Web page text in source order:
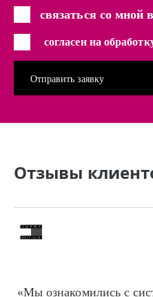
связаться со мной
согласен на
Отзывы
«Мы ознакомились с